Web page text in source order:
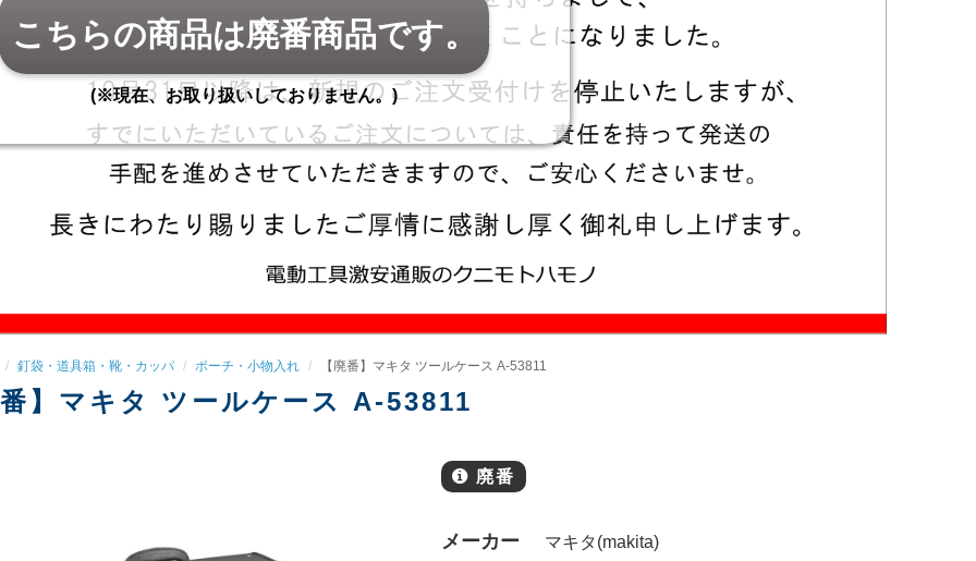
釘袋・道具箱・靴・カッパ ポーチ・小物入れ 【廃番】マキタ ツールケース A-53811
】マキタ ツールケース A-53811
廃番
メーカー マキタ(makita)
こちらの商品は廃番商品です。
(※現在、お取り扱いしておりません。)